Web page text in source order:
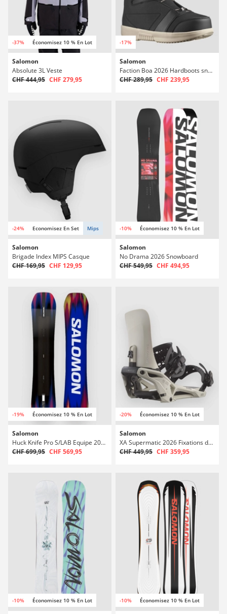
-37% Économisez 10 % En Lot
Salomon
Absolute 3L Veste
CHF 444,95 CHF 279,95
-17%
Salomon
Faction Boa 2026 Hardboots snowboard
CHF 289,95 CHF 239,95
-24% Economisez En Set Mips
Salomon
Brigade Index MIPS Casque
CHF 169,95 CHF 129,95
-10% Économisez 10 % En Lot
Salomon
No Drama 2026 Snowboard
CHF 549,95 CHF 494,95
-19% Économisez 10 % En Lot
Salomon
Huck Knife Pro S/LAB Equipe 2026 Snowboard
CHF 699,95 CHF 569,95
-20% Économisez 10 % En Lot
Salomon
XA Supermatic 2026 Fixations de snowboard
CHF 449,95 CHF 359,95
-10% Économisez 10 % En Lot -10% Économisez 10 % En Lot